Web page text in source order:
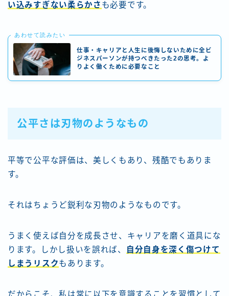
い込みすぎない柔らかさ も必要です。
あわせて読みたい
仕事・キャリアと人生に後悔しないために全ビ
ジネスパーソンが持つべきたった2の思考。よ
りよく働くために必要なこと
公平さは刃物のようなもの
平等で公平な評価は、美しくもあり、残酷でもありま
す。
それはちょうど鋭利な刃物のようなものです。
うまく使えば自分を成長させ、キャリアを磨く道具にな
ります。しかし扱いを誤れば、
自分自身を深く傷つけて
しまうリスクもあります。